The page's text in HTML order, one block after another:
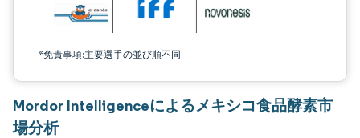
*免責事項:主要選手の並び順不同
Mordor Intelligenceによるメキシコ食品酵素市
場分析